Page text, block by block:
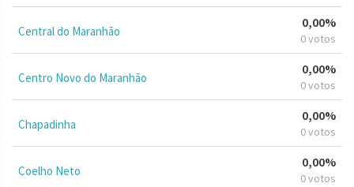
Central do Maranhão
0,00%
0 votos
Centro Novo do Maranhão
0,00%
0 votos
Chapadinha
0,00%
0 votos
Coelho Neto
0,00%
0 votos